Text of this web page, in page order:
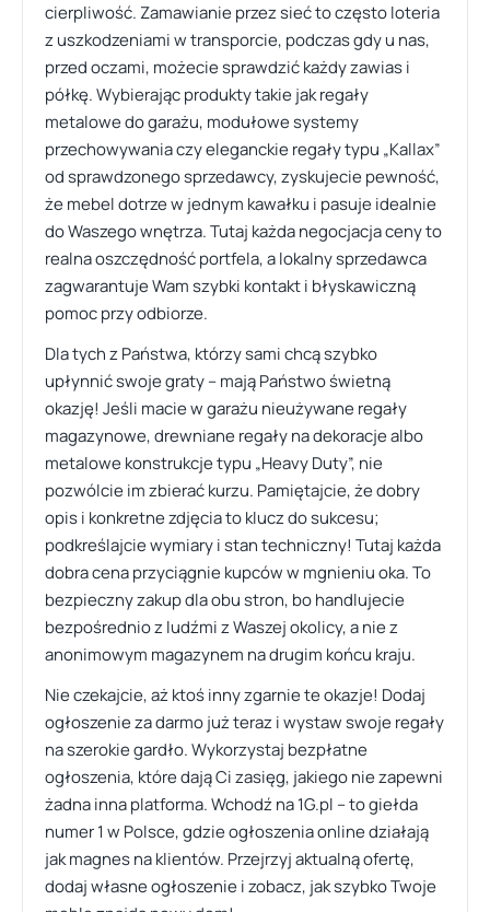
cierpliwość. Zamawianie przez sieć to często loteria
z uszkodzeniami w transporcie, podczas gdy u nas,
przed oczami, możecie sprawdzić każdy zawias i
półkę. Wybierając produkty takie jak regały
metalowe do garażu, modułowe systemy
przechowywania czy eleganckie regały typu „Kallax”
od sprawdzonego sprzedawcy, zyskujecie pewność,
że mebel dotrze w jednym kawałku i pasuje idealnie
do Waszego wnętrza. Tutaj każda negocjacja ceny to
realna oszczędność portfela, a lokalny sprzedawca
zagwarantuje Wam szybki kontakt i błyskawiczną
pomoc przy odbiorze.
Dla tych z Państwa, którzy sami chcą szybko
upłynnić swoje graty – mają Państwo świetną
okazję! Jeśli macie w garażu nieużywane regały
magazynowe, drewniane regały na dekoracje albo
metalowe konstrukcje typu „Heavy Duty”, nie
pozwólcie im zbierać kurzu. Pamiętajcie, że dobry
opis i konkretne zdjęcia to klucz do sukcesu;
podkreślajcie wymiary i stan techniczny! Tutaj każda
dobra cena przyciągnie kupców w mgnieniu oka. To
bezpieczny zakup dla obu stron, bo handlujecie
bezpośrednio z ludźmi z Waszej okolicy, a nie z
anonimowym magazynem na drugim końcu kraju.
Nie czekajcie, aż ktoś inny zgarnie te okazje! Dodaj
ogłoszenie za darmo już teraz i wystaw swoje regały
na szerokie gardło. Wykorzystaj bezpłatne
ogłoszenia, które dają Ci zasięg, jakiego nie zapewni
żadna inna platforma. Wchodź na 1G.pl – to giełda
numer 1 w Polsce, gdzie ogłoszenia online działają
jak magnes na klientów. Przejrzyj aktualną ofertę,
dodaj własne ogłoszenie i zobacz, jak szybko Twoje